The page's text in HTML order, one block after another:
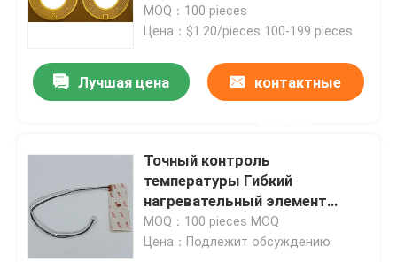
от -40 до 260 градусов
MOQ：100 pieces
Цена：$1.20/pieces 100-199 pieces
Лучшая цена контактные
Точный контроль
температуры Гибкий
нагревательный элемент
Желто-черный рабочий
диапазон -40 - 260 °C
MOQ：100 pieces MOQ
Цена：Подлежит обсуждению